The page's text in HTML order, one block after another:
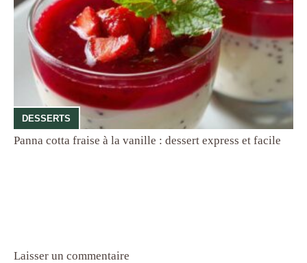
DESSERTS
Panna cotta fraise à la vanille : dessert express et facile
Laisser un commentaire